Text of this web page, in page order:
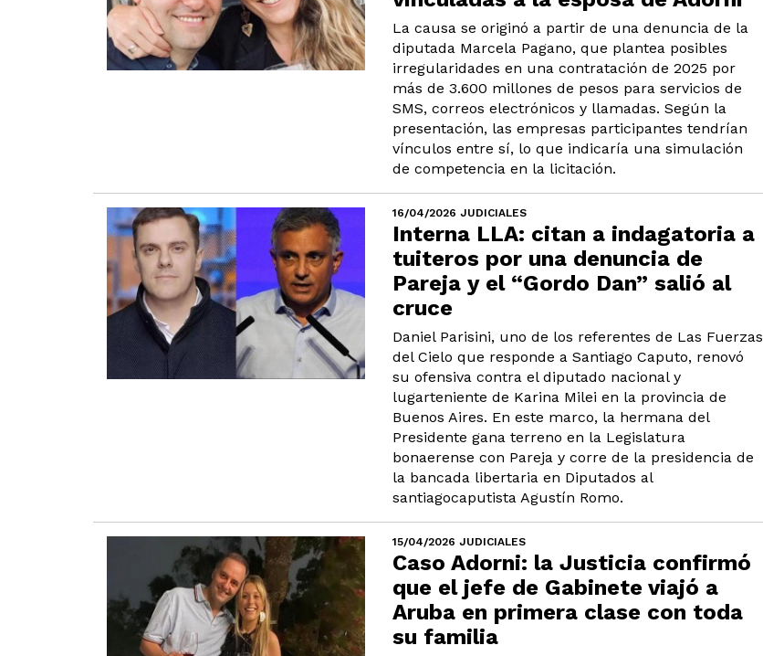
La causa se originó a partir de una denuncia de la
diputada Marcela Pagano, que plantea posibles
irregularidades en una contratación de 2025 por
más de 3.600 millones de pesos para servicios de
SMS, correos electrónicos y llamadas. Según la
presentación, las empresas participantes tendrían
vínculos entre sí, lo que indicaría una simulación
de competencia en la licitación.
16/04/2026 JUDICIALES
Interna LLA: citan a indagatoria a
tuiteros por una denuncia de
Pareja y el “Gordo Dan” salió al
cruce
Daniel Parisini, uno de los referentes de Las Fuerzas
del Cielo que responde a Santiago Caputo, renovó
su ofensiva contra el diputado nacional y
lugarteniente de Karina Milei en la provincia de
Buenos Aires. En este marco, la hermana del
Presidente gana terreno en la Legislatura
bonaerense con Pareja y corre de la presidencia de
la bancada libertaria en Diputados al
santiagocaputista Agustín Romo.
15/04/2026 JUDICIALES
Caso Adorni: la Justicia confirmó
que el jefe de Gabinete viajó a
Aruba en primera clase con toda
su familia